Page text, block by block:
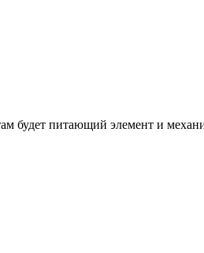
будет питающий элемент и